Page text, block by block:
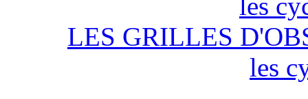
LES GRILLES
les